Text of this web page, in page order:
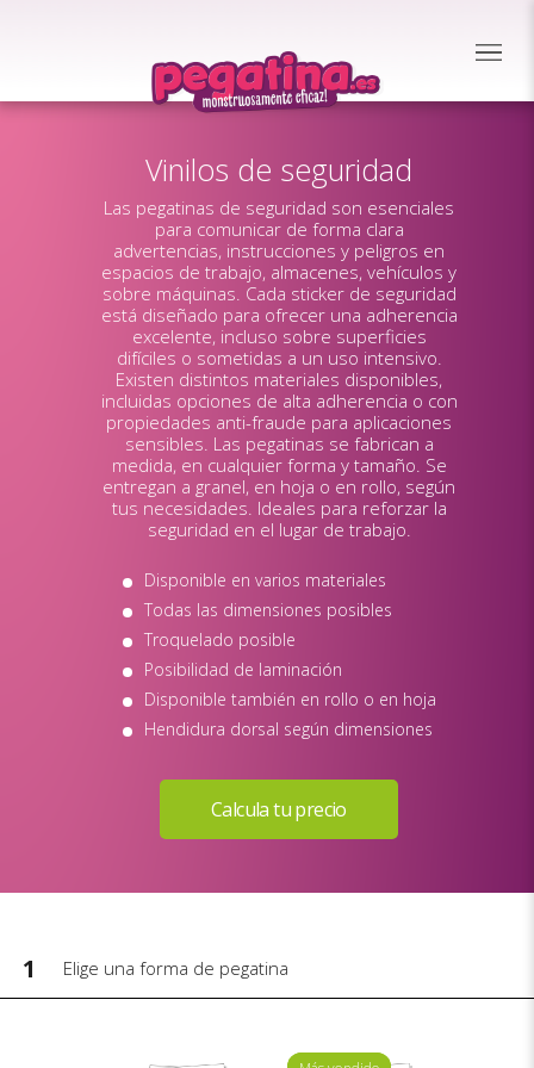
Vinilos de seguridad
Las pegatinas de seguridad son esenciales
para comunicar de forma clara
advertencias, instrucciones y peligros en
espacios de trabajo, almacenes, vehículos y
sobre máquinas. Cada sticker de seguridad
está diseñado para ofrecer una adherencia
excelente, incluso sobre superficies
difíciles o sometidas a un uso intensivo.
Existen distintos materiales disponibles,
incluidas opciones de alta adherencia o con
propiedades anti-fraude para aplicaciones
sensibles. Las pegatinas se fabrican a
medida, en cualquier forma y tamaño. Se
entregan a granel, en hoja o en rollo, según
tus necesidades. Ideales para reforzar la
seguridad en el lugar de trabajo.
Disponible en varios materiales
Todas las dimensiones posibles
Troquelado posible
Posibilidad de laminación
Disponible también en rollo o en hoja
Hendidura dorsal según dimensiones
1 Elige una forma de pegatina